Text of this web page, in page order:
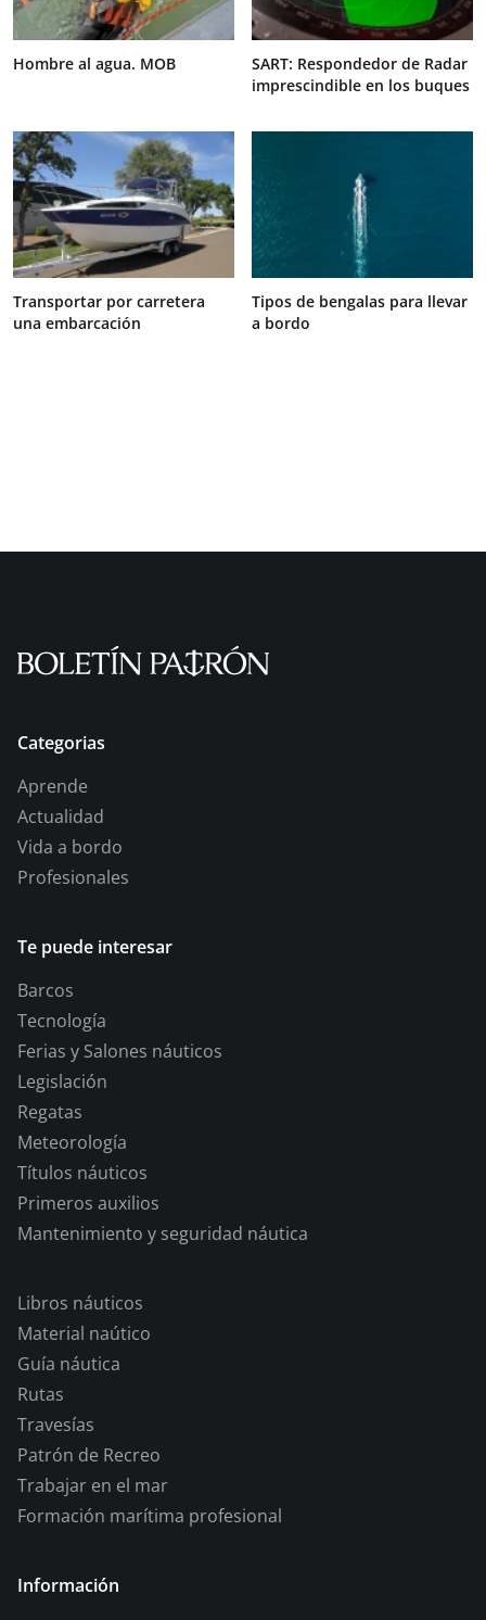
Hombre al agua. MOB
SART: Respondedor de Radar
imprescindible en los buques
Transportar por carretera
una embarcación
Tipos de bengalas para llevar
a bordo
Categorias
Aprende
Actualidad
Vida a bordo
Profesionales
Te puede interesar
Barcos
Tecnología
Ferias y Salones náuticos
Legislación
Regatas
Meteorología
Títulos náuticos
Primeros auxilios
Mantenimiento y seguridad náutica
Libros náuticos
Material naútico
Guía náutica
Rutas
Travesías
Patrón de Recreo
Trabajar en el mar
Formación marítima profesional
Información